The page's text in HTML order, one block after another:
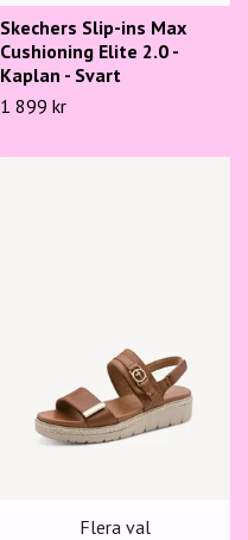
Skechers Slip-ins Max
Cushioning Elite 2.0 -
Kaplan - Svart
1 899 kr
Flera val